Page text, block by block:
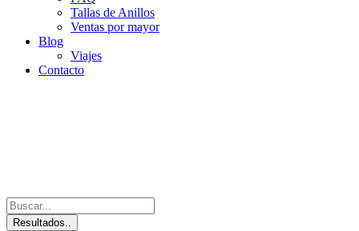
Tallas de Anillos
Ventas por mayor
Blog
Viajes
Contacto
Resultados..